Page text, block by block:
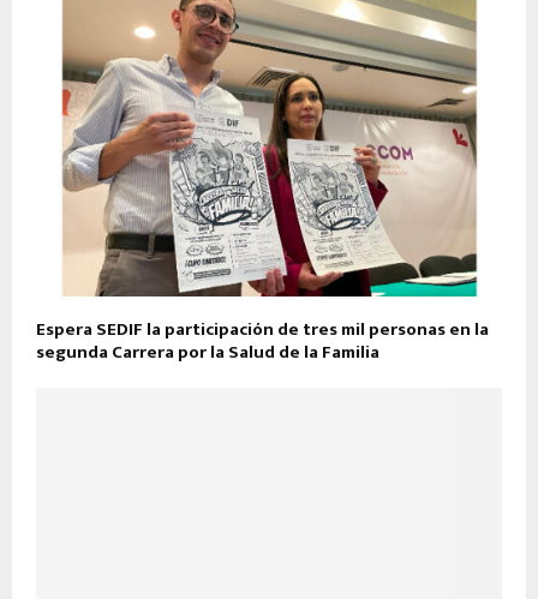
Espera SEDIF la participación de tres mil personas en la
segunda Carrera por la Salud de la Familia